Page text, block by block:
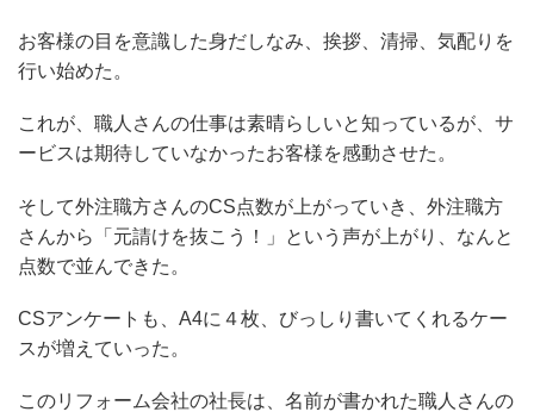
お客様の目を意識した身だしなみ、挨拶、清掃、気配りを
行い始めた。
これが、職人さんの仕事は素晴らしいと知っているが、サ
ービスは期待していなかったお客様を感動させた。
そして外注職方さんのCS点数が上がっていき、外注職方
さんから「元請けを抜こう！」という声が上がり、なんと
点数で並んできた。
CSアンケートも、A4に４枚、びっしり書いてくれるケー
スが増えていった。
このリフォーム会社の社長は、名前が書かれた職人さんの